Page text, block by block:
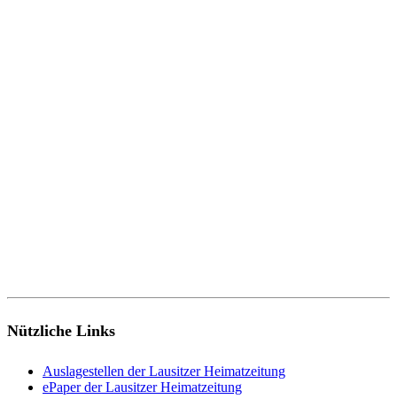
Nützliche Links
Auslagestellen der Lausitzer Heimatzeitung
ePaper der Lausitzer Heimatzeitung